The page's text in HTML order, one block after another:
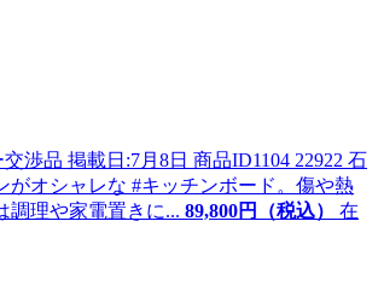
渉品 掲載日:7月8日 商品ID1104 22922 石
がオシャレな #キッチンボード。傷や熱
調理や家電置きに... 89,800円（税込）
在